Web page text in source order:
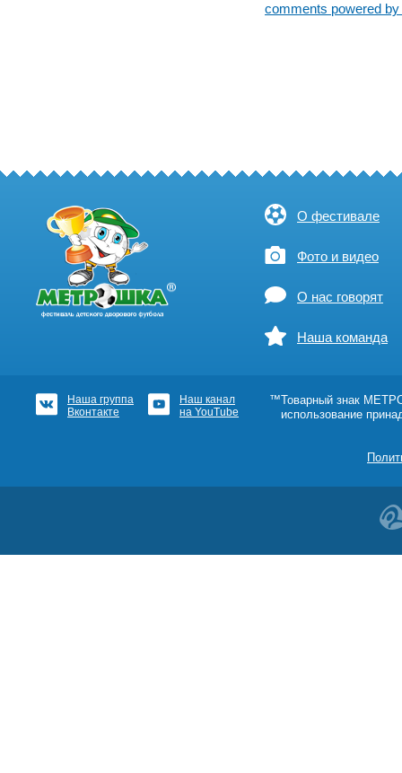
comments powered
О фестивале
Фото и видео
О нас говорят
Наша команда
Наша группа
Вконтакте
Наш канал
на YouTube
™Товарный знак
использование